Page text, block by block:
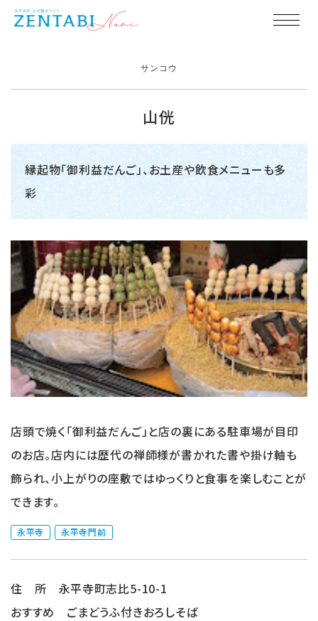
サンコウ
山侊
縁起物「御利益だんご」、お土産や飲食メニューも多
彩
店頭で焼く「御利益だんご」と店の裏にある駐車場が目印
のお店。店内には歴代の禅師様が書かれた書や掛け軸も
飾られ、小上がりの座敷ではゆっくりと食事を楽しむことが
できます。
永平寺 永平寺門前
住 所 永平寺町志比5-10-1
おすすめ ごまどうふ付きおろしそば